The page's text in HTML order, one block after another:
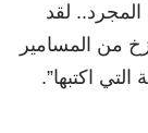
المجرد.. لقد
من المسامير
اكتبها”.